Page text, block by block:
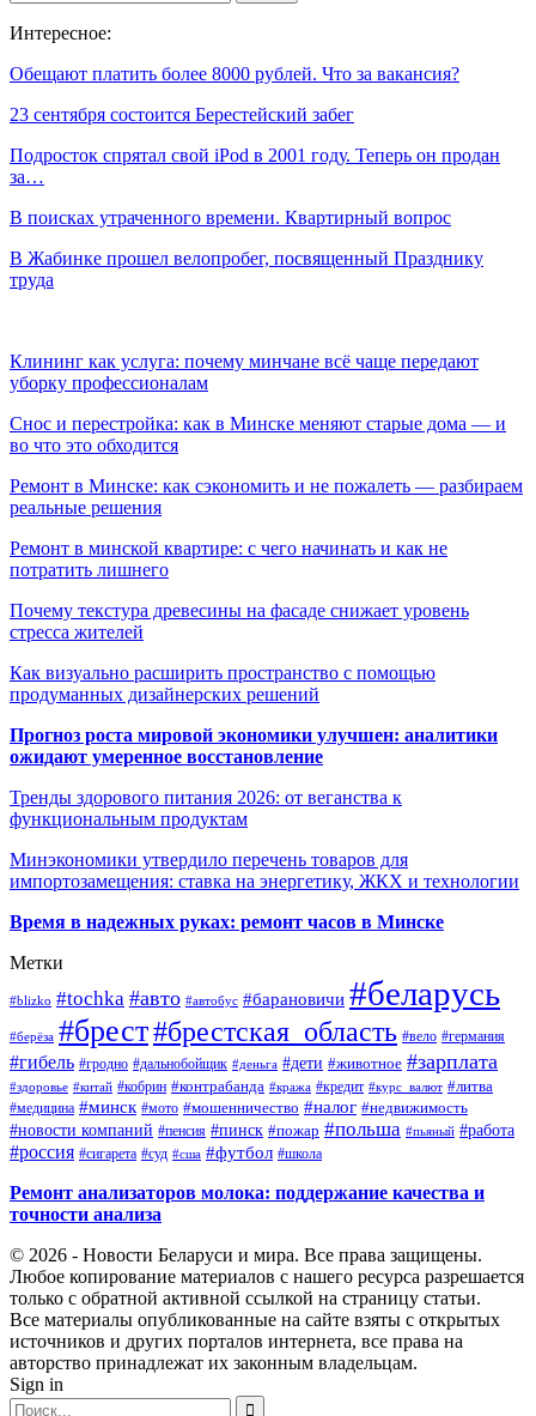
Интересное:
Обещают платить более 8000 рублей. Что за вакансия?
23 сентября состоится Берестейский забег
Подросток спрятал свой iPod в 2001 году. Теперь он продан
за…
В поисках утраченного времени. Квартирный вопрос
В Жабинке прошел велопробег, посвященный Празднику
труда
Клининг как услуга: почему минчане всё чаще передают
уборку профессионалам
Снос и перестройка: как в Минске меняют старые дома — и
во что это обходится
Ремонт в Минске: как сэкономить и не пожалеть — разбираем
реальные решения
Ремонт в минской квартире: с чего начинать и как не
потратить лишнего
Почему текстура древесины на фасаде снижает уровень
стресса жителей
Как визуально расширить пространство с помощью
продуманных дизайнерских решений
Прогноз роста мировой экономики улучшен: аналитики
ожидают умеренное восстановление
Тренды здорового питания 2026: от веганства к
функциональным продуктам
Минэкономики утвердило перечень товаров для
импортозамещения: ставка на энергетику, ЖКХ и технологии
Время в надежных руках: ремонт часов в Минске
Метки
#blizko #tochka #авто #автобус #барановичи #беларусь
#берёза #брест#брестская_область #вело #германия
#гибель #гродно #дальнобойщик #деньга #дети #животное #зарплата
#здоровье #китай #кобрин #контрабанда #кража #кредит #курс_валют #литва
#медицина #минск #мото #мошенничество #налог #недвижимость
#новости компаний #пенсия #пинск #пожар #польша #пьяный #работа
#россия #сигарета #суд #сша #футбол #школа
Ремонт анализаторов молока: поддержание качества и
точности анализа
© 2026 - Новости Беларуси и мира. Все права защищены.
Любое копирование материалов с нашего ресурса разрешается
только с обратной активной ссылкой на страницу статьи.
Все материалы опубликованные на сайте взяты с открытых
источников и других порталов интернета, все права на
авторство принадлежат их законным владельцам.
Sign in